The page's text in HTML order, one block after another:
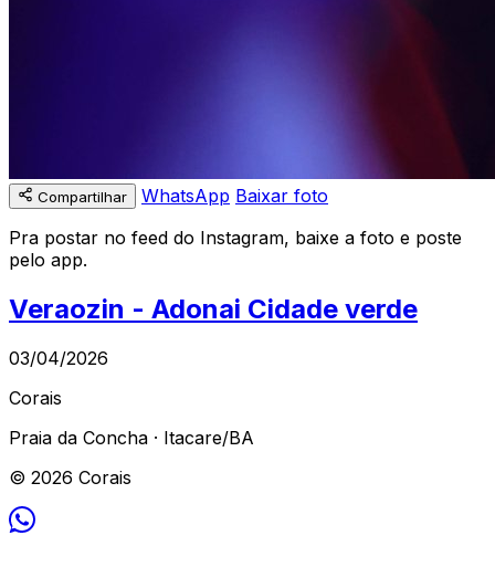
Compartilhar WhatsApp Baixar foto
Pra postar no feed do Instagram, baixe a foto e poste
pelo app.
Veraozin - Adonai Cidade verde
03/04/2026
Corais
Praia da Concha · Itacare/BA
© 2026 Corais